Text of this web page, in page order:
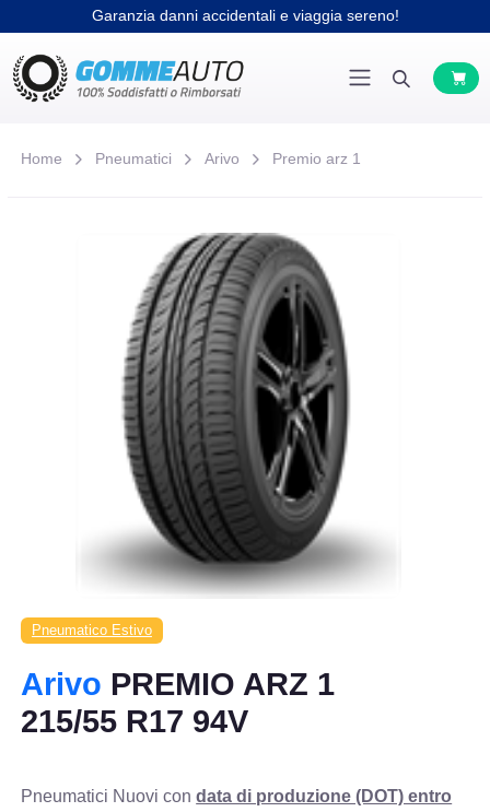
Garanzia danni accidentali e viaggia sereno!
Home Pneumatici Arivo Premio arz 1
Pneumatico Estivo
Arivo PREMIO ARZ 1
215/55 R17 94V
Pneumatici Nuovi condata di produzione (DOT) entro